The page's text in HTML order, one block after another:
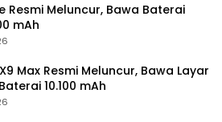
Resmi Meluncur, Bawa Baterai
mAh
Max Resmi Meluncur, Bawa Layar
10.100 mAh